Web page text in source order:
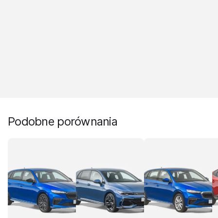
Podobne porównania